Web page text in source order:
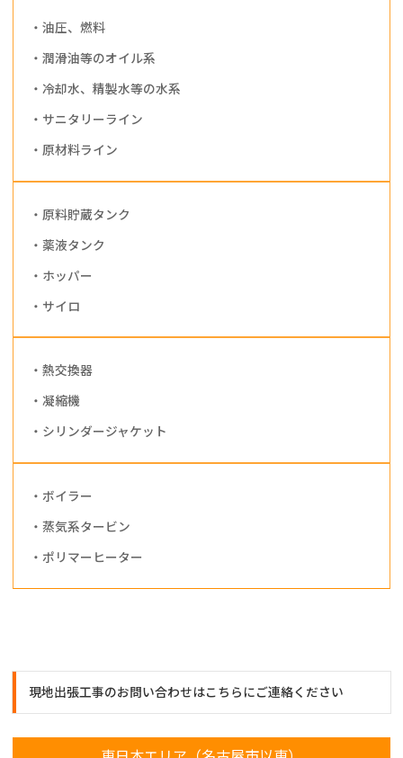
・油圧、燃料
・潤滑油等のオイル系
・冷却水、精製水等の水系
・サニタリーライン
・原材料ライン
・原料貯蔵タンク
・薬液タンク
・ホッパー
・サイロ
・熱交換器
・凝縮機
・シリンダージャケット
・ボイラー
・蒸気系タービン
・ポリマーヒーター
現地出張工事のお問い合わせはこちらにご連絡ください